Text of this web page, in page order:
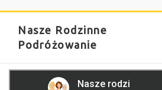
Nasze Rodzinne
Podróżowanie